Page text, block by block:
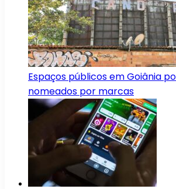
Espaços públicos em Goiânia
nomeados por marcas